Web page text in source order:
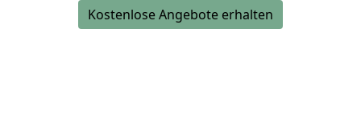
Kostenlose Angebote erhalten